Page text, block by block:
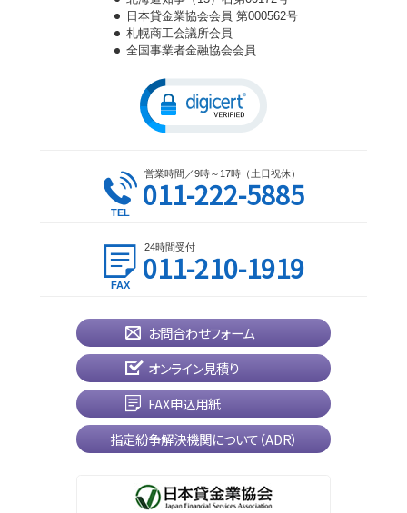
日本貸金業協会会員 第000562号
札幌商工会議所会員
全国事業者金融協会会員
営業時間／9時～17時（土日祝休）
011-222-5885
24時間受付
011-210-1919
お問合わせフォーム
オンライン見積り
FAX申込用紙
指定紛争解決機関について（ADR）